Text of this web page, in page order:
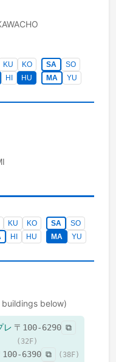
KU KO SA
SO
HI HU MA
YU
KU KO SA
SO
HI HU MA
YU
below)
レ 〒 100-6290 ⧉
( 32 F)
100-6390 ⧉ ( 38F)